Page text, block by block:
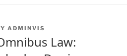
ADMINVIS
Law: